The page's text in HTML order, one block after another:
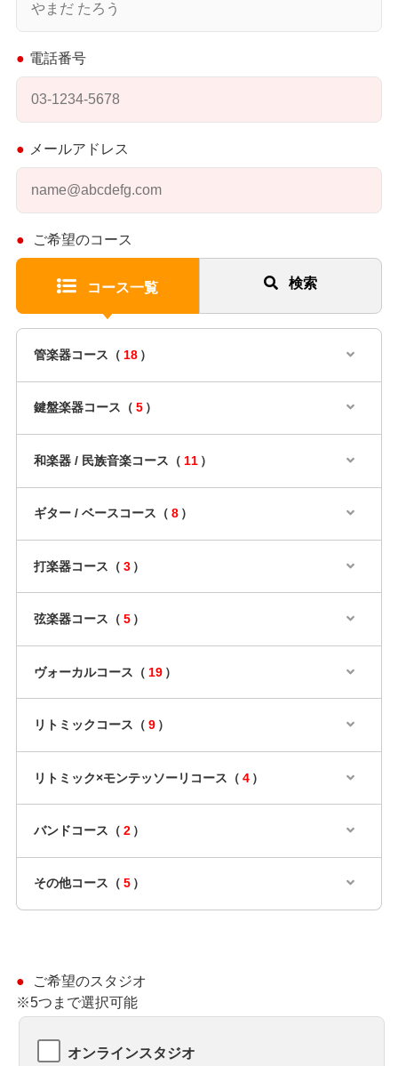
電話番号
メールアドレス
ご希望のコース
コース一覧 検索
管楽器コース（ 18 ）
鍵盤楽器コース（ 5 ）
和楽器 / 民族音楽コース（ 11 ）
ギター / ベースコース（ 8 ）
打楽器コース（ 3 ）
弦楽器コース（ 5 ）
ヴォーカルコース（ 19 ）
リトミックコース（ 9 ）
リトミック×モンテッソーリコース（ 4 ）
バンドコース（ 2 ）
その他コース（ 5 ）
ご希望のスタジオ
※5つまで選択可能
オンラインスタジオ